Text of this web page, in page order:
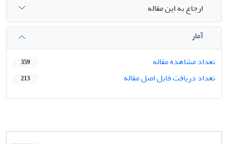
ارجاع به این مقاله
آمار
تعداد مشاهده مقاله
359
تعداد دریافت فایل اصل مقاله 213